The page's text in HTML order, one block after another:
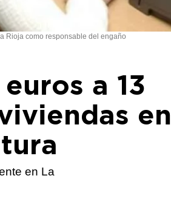
Rioja como responsable del engaño
a 13
en
en La